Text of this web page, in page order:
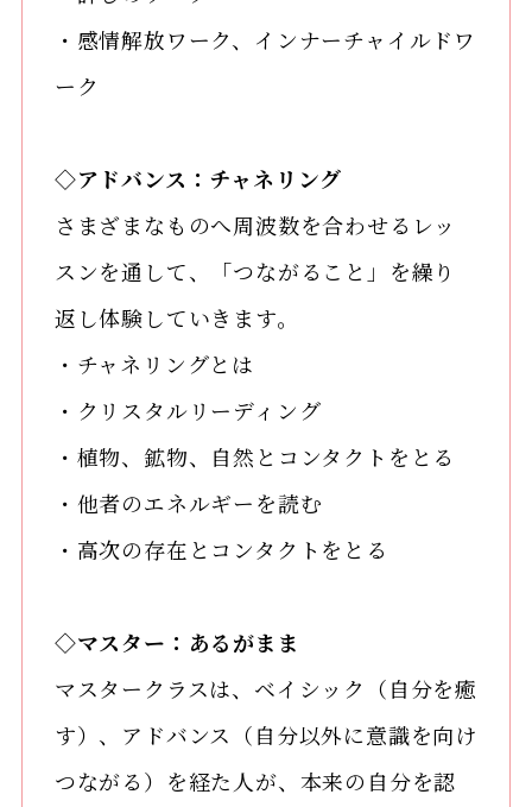
・感情解放ワーク、インナーチャイルドワ
ーク
◇アドバンス：チャネリング
さまざまなものへ周波数を合わせるレッ
スンを通して、「つながること」を繰り
返し体験していきます。
・チャネリングとは
・クリスタルリーディング
・植物、鉱物、自然とコンタクトをとる
・他者のエネルギーを読む
・高次の存在とコンタクトをとる
◇マスター：あるがまま
マスタークラスは、ベイシック（自分を癒
す）、アドバンス（自分以外に意識を向け
つながる）を経た人が、本来の自分を認